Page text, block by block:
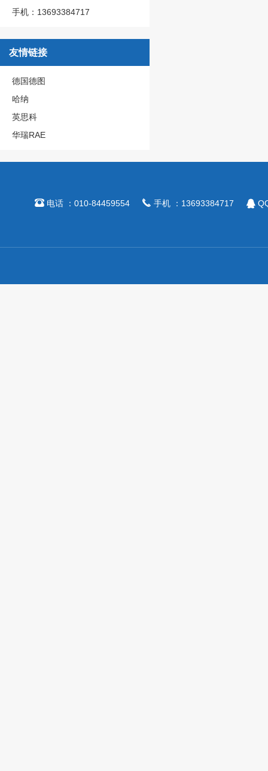
手机：13693384717
友情链接
德国德图
哈纳
英思科
华瑞RAE
电话 ：010-84459554  手机 ：13693384717 